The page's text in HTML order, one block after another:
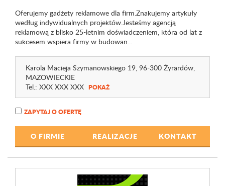
Oferujemy gadżety reklamowe dla firm.Znakujemy artykuły
według indywidualnych projektów.Jesteśmy agencją
reklamową z blisko 25-letnim doświadczeniem, która od lat z
sukcesem wspiera firmy w budowan...
Karola Macieja Szymanowskiego 19, 96-300 Żyrardów,
MAZOWIECKIE
Tel.: XXX XXX XXX POKAŻ
ZAPYTAJ O OFERTĘ
O FIRMIE REALIZACJE KONTAKT